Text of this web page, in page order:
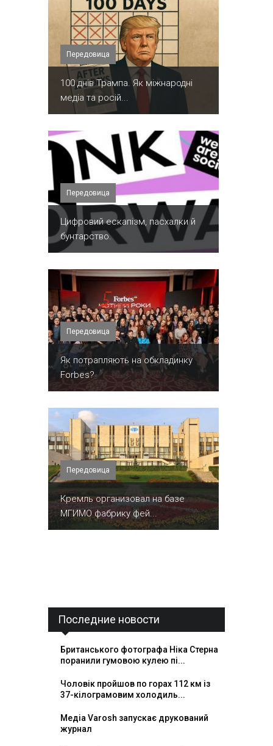
Передовица
100 днів Трампа. Як міжнародні
медіа та росій...
Передовица
​Цифровий ескапізм, пасхалки й
бунтарство.
Передовица
​Як потрапляють на обкладинку
Forbes?
Передовица
Кремль организовал на базе
МГИМО фабрику фей...
Последние новости
Британського фотографа Ніка Стерна
поранили гумовою кулею пі...
Чоловік пройшов по горах 112 км із
37-кілограмовим холодиль...
Медіа Varosh запускає друкований
журнал